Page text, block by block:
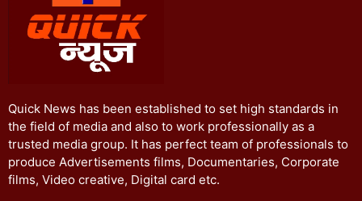
Quick News has been established to set high standards in
the field of media and also to work professionally as a
trusted media group. It has perfect team of professionals to
produce Advertisements films, Documentaries, Corporate
films, Video creative, Digital card etc.